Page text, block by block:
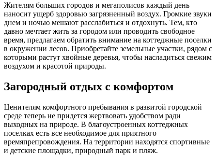
Жителям больших городов и мегаполисов каждый день
наносит ущерб здоровью загрязненный воздух. Громкие звуки
днем и ночью мешают расслабиться и отдохнуть. Тем, кто
давно мечтает жить за городом или проводить свободное
время, предлагаем обратить внимание на коттеджные поселки
в окружении лесов. Приобретайте земельные участки, рядом с
которыми растут хвойные деревья, чтобы насладиться свежим
воздухом и красотой природы.
Загородный отдых с комфортом
Ценителям комфортного пребывания в развитой городской
среде теперь не придется жертвовать удобством ради
выходных на природе. В благоустроенных коттеджных
поселках есть все необходимое для приятного
времяпрепровождения. На территории находятся спортивные
и детские площадки, природный парк и пляж.